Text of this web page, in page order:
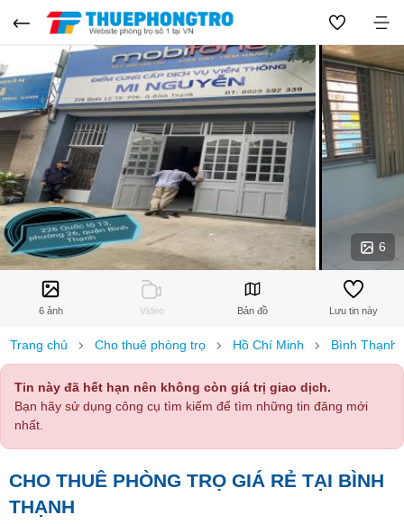
6
6 ảnh Video Bản đồ Lưu tin này
Trang chủ Cho thuê phòng trọ Hồ Chí Minh Bình Thạnh
Tin này đã hết hạn nên không còn giá trị giao dịch.
Bạn hãy sử dụng công cụ tìm kiếm để tìm những tin đăng mới
nhất.
CHO THUÊ PHÒNG TRỌ GIÁ RẺ TẠI BÌNH
THẠNH